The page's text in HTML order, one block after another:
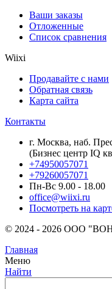
Ваши заказы
Отложенные
Список сравнения
Wiixi
Продавайте с нами
Обратная связь
Карта сайта
Контакты
г. Москва, наб.
(Бизнес центр IQ
+74950057071
+79260057071
Пн-Вс 9.00 - 18.00
office@wiixi.ru
Посмотреть на
© 2024 - 2026 ООО
Главная
Меню
Найти